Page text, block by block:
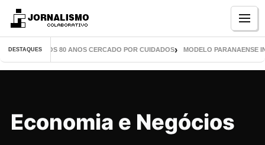
DESTAQUES
AOS 80 ANOS CERCADO POR CUIDADOS MODELO PARANAENSE
Economia e Negócios